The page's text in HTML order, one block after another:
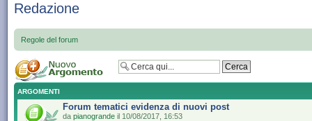
Redazione
Regole del forum
ARGOMENTI
Forum tematici evidenza di nuovi post
da pianogrande il 10/08/2017, 16:53